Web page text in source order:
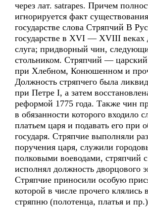
через лат. satrapes. Причем
игнорируется факт
государстве слова Стряпчий В
государстве в XVI — XVIII веках
слуга; придворный чин,
стольником. Стряпчий —
при Хлебном, Конюшенном и
Должность стряпчего была
при Петре I, а затем
реформой 1775 года. Также чин
в обязанности которого входило
платьем царя и подавать его при
государя. Стряпчие выполняли
поручения царя, служили
полковыми воеводами, стряпчий
исполнял должность дворцового
Стряпчие приносили особую
которой в числе прочего клялись
стряпню (полотенца, платья и